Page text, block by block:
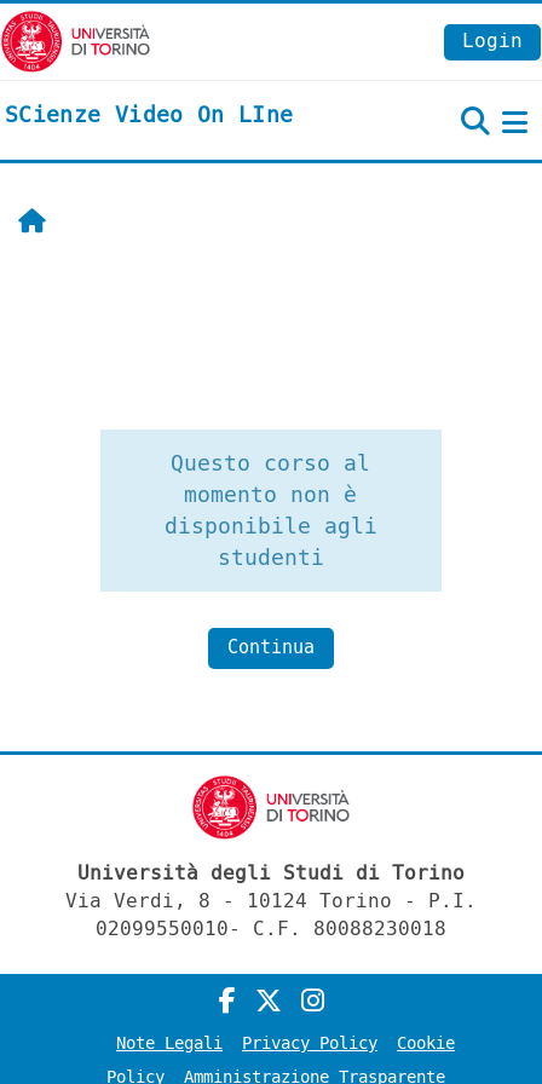
Vai al contenuto principale
Login
SCienze Video On LIne
Home
Questo corso al
momento non è
disponibile agli
studenti
Continua
Università degli Studi di Torino
Via Verdi, 8 - 10124 Torino - P.I.
02099550010- C.F. 80088230018
Note Legali Privacy Policy
Cookie
Policy
Amministrazione Trasparente